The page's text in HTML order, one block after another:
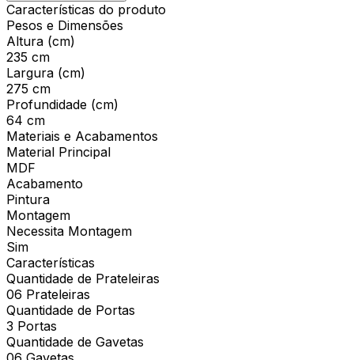
Características do produto
Pesos e Dimensões
Altura (cm)
235 cm
Largura (cm)
275 cm
Profundidade (cm)
64 cm
Materiais e Acabamentos
Material Principal
MDF
Acabamento
Pintura
Montagem
Necessita Montagem
Sim
Características
Quantidade de Prateleiras
06 Prateleiras
Quantidade de Portas
3 Portas
Quantidade de Gavetas